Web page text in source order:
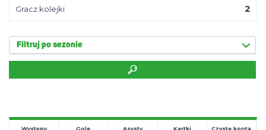
Gracz kolejki 2
Filtruj po sezonie
Występy Gole Asysty Kartki Czyste konta